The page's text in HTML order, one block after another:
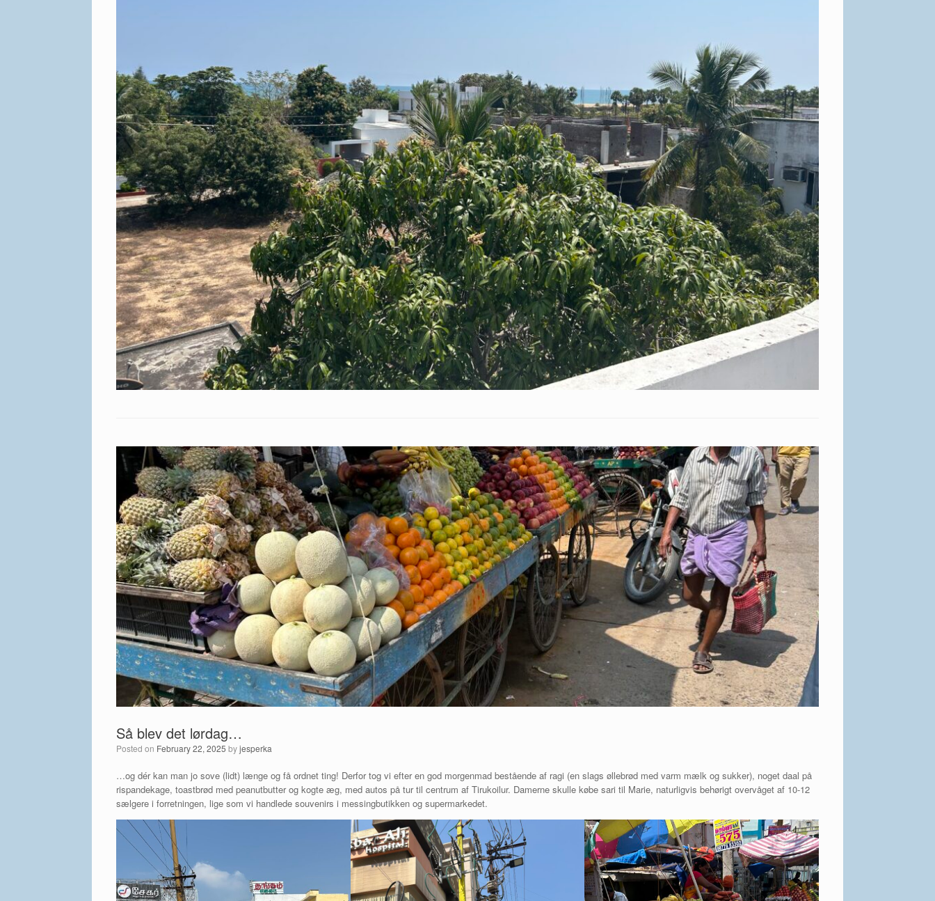
Så blev det lørdag…
Posted on February 22, 2025 byjesperka
…og dér kan man jo sove (lidt) længe og få ordnet ting! Derfor tog vi efter en god morgenmad bestående af ragi (en slags øllebrød med varm mælk og sukker), noget daal på
rispandekage, toastbrød med peanutbutter og kogte æg, med autos på tur til centrum af Tirukoilur. Damerne skulle købe sari til Marie, naturligvis behørigt overvåget af 10-12
sælgere i forretningen, lige som vi handlede souvenirs i messingbutikken og supermarkedet.